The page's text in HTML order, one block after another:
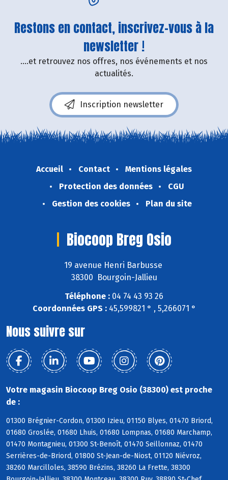
Restons en contact, inscrivez-vous à la
newsletter !
....et retrouvez nos offres, nos événements et nos
actualités.
Inscription newsletter
Accueil Contact
Mentions légales
Protection des données
CGU
Gestion des cookies
Plan du site
Biocoop Breg Osio
19 avenue Henri Barbusse
38300 Bourgoin-Jallieu
Téléphone : 04 74 43 93 26
Coordonnées GPS :45,599821 ° , 5,266071 °
Nous suivre sur
Votre magasin Biocoop Breg Osio (38300) est proche
de :
01300 Brégnier-Cordon, 01300 Izieu, 01150 Blyes, 01470 Briord,
01680 Groslée, 01680 Lhuis, 01680 Lompnas, 01680 Marchamp,
01470 Montagnieu, 01300 St-Benoît, 01470 Seillonnaz, 01470
Serrières-de-Briord, 01800 St-Jean-de-Niost, 01120 Niévroz,
38260 Marcilloles, 38590 Brézins, 38260 La Frette, 38300